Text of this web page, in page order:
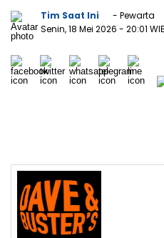
Tim Saat Ini
- Pewarta
Senin, 18 Mei 2026 - 20:01